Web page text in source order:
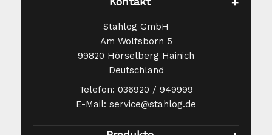
Stahlog GmbH
Am Wolfsborn 5
99820 Hörselberg Hainich
Deutschland
Telefon: 036920 / 949999
E-Mail: service@stahlog.de